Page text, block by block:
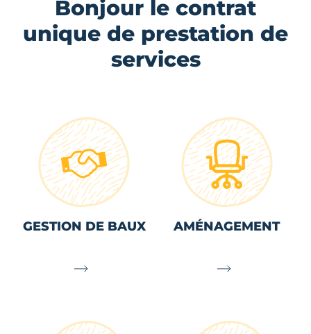
Bonjour le contrat
unique de prestation de
services
GESTION DE BAUX AMÉNAGEMENT